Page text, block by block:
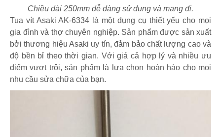
Chiều dài 250mm dễ dàng sử dụng và mang đi.
Tua vít Asaki AK-6334 là một dụng cụ thiết yếu cho mọi
gia đình và thợ chuyên nghiệp. Sản phẩm được sản xuất
bởi thương hiệu Asaki uy tín, đảm bảo chất lượng cao và
độ bền bỉ theo thời gian. Với giá cả hợp lý và nhiều ưu
điểm vượt trội, sản phẩm là lựa chọn hoàn hảo cho mọi
nhu cầu sửa chữa của bạn.